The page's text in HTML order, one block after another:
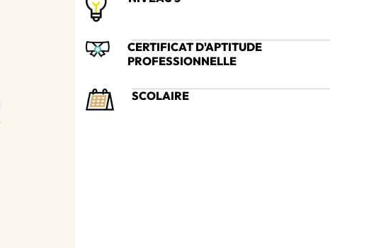
CERTIFICAT D'APTITUDE
PROFESSIONNELLE
SCOLAIRE